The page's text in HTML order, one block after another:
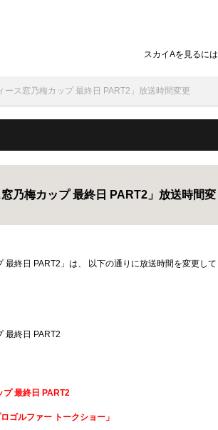
スカイAを見るには
ス窓乃梅カップ 最終日 PART2」放送時間変更
乃梅カップ 最終日 PART2」放送時間変
終日 PART2」は、 以下の通りに放送時間を変更して
日 PART2
終日 PART2
ゴルファー トークショー」